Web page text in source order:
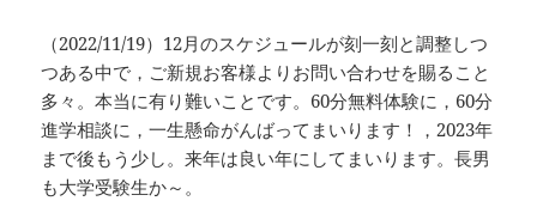
（2022/11/19）12月のスケジュールが刻一刻と調整しつ
つある中で，ご新規お客様よりお問い合わせを賜ること
多々。本当に有り難いことです。60分無料体験に，60分
進学相談に，一生懸命がんばってまいります！，2023年
まで後もう少し。来年は良い年にしてまいります。長男
も大学受験生か～。